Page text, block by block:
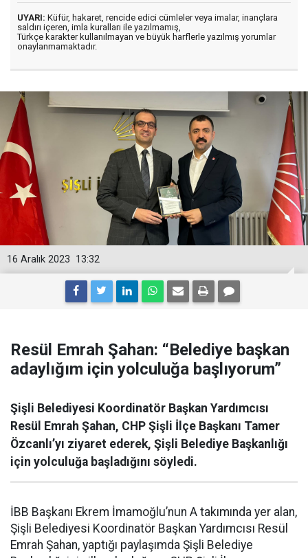
UYARI: Küfür, hakaret, rencide edici cümleler veya imalar, inançlara
saldırı içeren, imla kuralları ile yazılmamış,
Türkçe karakter kullanılmayan ve büyük harflerle yazılmış yorumlar
onaylanmamaktadır.
13:32
16 Aralık 2023
Resül Emrah Şahan: “Belediye başkan
adaylığım için yolculuğa başlıyorum”
Şişli Belediyesi Koordinatör Başkan Yardımcısı
Resül Emrah Şahan, CHP Şişli İlçe Başkanı Tamer
Özcanlı’yı ziyaret ederek, Şişli Belediye Başkanlığı
için yolculuğa başladığını söyledi.
İBB Başkanı Ekrem İmamoğlu’nun A takımında yer alan,
Şişli Belediyesi Koordinatör Başkan Yardımcısı Resül
Emrah Şahan, yaptığı paylaşımda Şişli Belediye